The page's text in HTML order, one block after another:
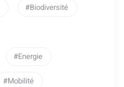
Biodiversité
Energie
Mobilité